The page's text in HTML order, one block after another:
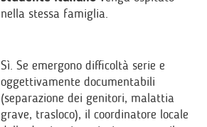
nella stessa famiglia.
Sì. Se emergono difficoltà serie e
oggettivamente documentabili
(separazione dei genitori, malattia
grave, trasloco), il coordinatore locale